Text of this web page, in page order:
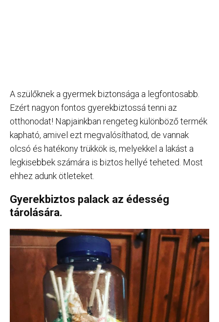
A szülőknek a gyermek biztonsága a legfontosabb.
Ezért nagyon fontos gyerekbiztossá tenni az
otthonodat! Napjainkban rengeteg különböző termék
kapható, amivel ezt megvalósíthatod, de vannak
olcsó és hatékony trükkök is, melyekkel a lakást a
legkisebbek számára is biztos hellyé teheted. Most
ehhez adunk ötleteket.
Gyerekbiztos palack az édesség
tárolására.